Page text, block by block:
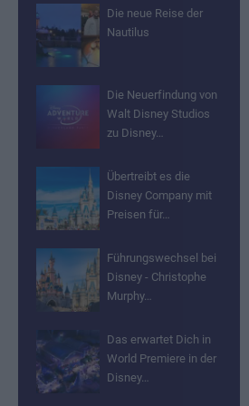
Die neue Reise der
Nautilus
Die Neuerfindung von
Walt Disney Studios
zu Disney…
Übertreibt es die
Disney Company mit
Preisen für…
Führungswechsel bei
Disney - Christophe
Murphy…
Das erwartet Dich in
World Premiere in der
Disney…